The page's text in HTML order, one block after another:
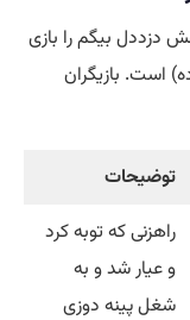
دزددل بیگم را بازی
است. بازیگران
توضیحات
راهزنی که توبه کرد
و عیار شد و به
شغل پینه دوزی